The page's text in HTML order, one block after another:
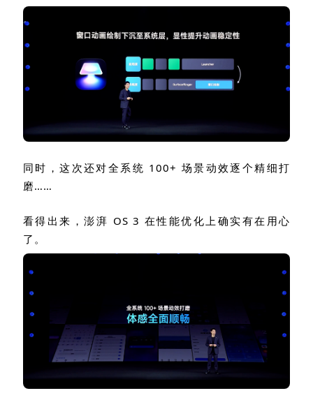
同时，这次还对全系统 100+ 场景动效逐个精细打
磨……
看得出来，澎湃 OS 3 在性能优化上确实有在用心
了。